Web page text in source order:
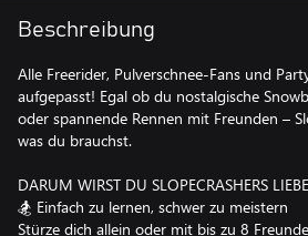
Beschreibung
Alle Freerider, Pulverschnee-Fans und
aufgepasst! Egal ob du nostalgische
oder spannende Rennen mit Freunden –
was du brauchst.
DARUM WIRST DU SLOPECRASHERS
🏂 Einfach zu lernen, schwer zu meistern
Stürze dich allein oder mit bis zu 8